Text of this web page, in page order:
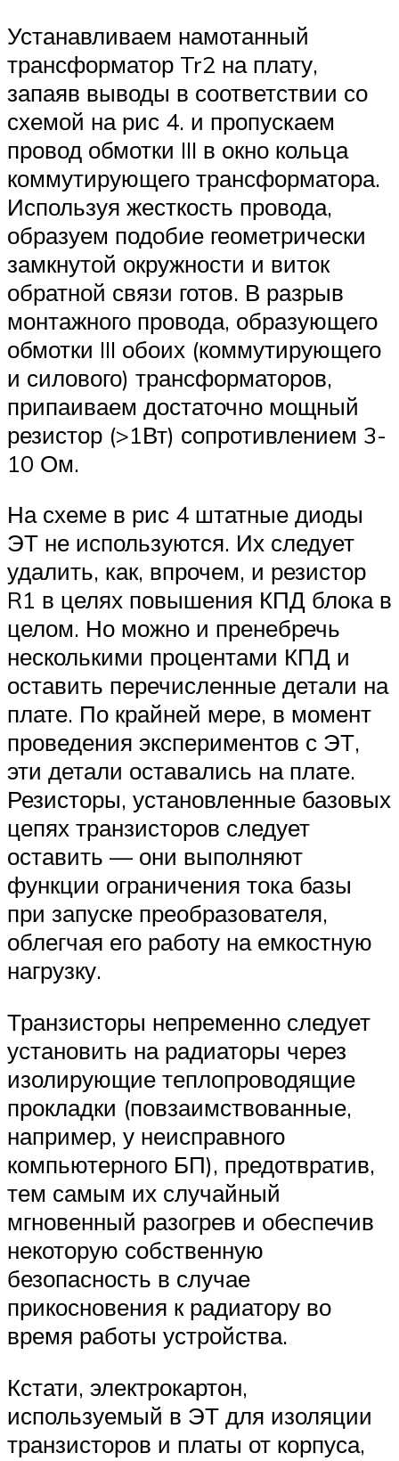
Устанавливаем намотанный
трансформатор Tr2 на плату,
запаяв выводы в соответствии со
схемой на рис 4. и пропускаем
провод обмотки III в окно кольца
коммутирующего трансформатора.
Используя жесткость провода,
образуем подобие геометрически
замкнутой окружности и виток
обратной связи готов. В разрыв
монтажного провода, образующего
обмотки III обоих (коммутирующего
и силового) трансформаторов,
припаиваем достаточно мощный
резистор (>1Вт) сопротивлением 3-
10 Ом.
На схеме в рис 4 штатные диоды
ЭТ не используются. Их следует
удалить, как, впрочем, и резистор
R1 в целях повышения КПД блока в
целом. Но можно и пренебречь
несколькими процентами КПД и
оставить перечисленные детали на
плате. По крайней мере, в момент
проведения экспериментов с ЭТ,
эти детали оставались на плате.
Резисторы, установленные базовых
цепях транзисторов следует
оставить — они выполняют
функции ограничения тока базы
при запуске преобразователя,
облегчая его работу на емкостную
нагрузку.
Транзисторы непременно следует
установить на радиаторы через
изолирующие теплопроводящие
прокладки (повзаимствованные,
например, у неисправного
компьютерного БП), предотвратив,
тем самым их случайный
мгновенный разогрев и обеспечив
некоторую собственную
безопасность в случае
прикосновения к радиатору во
время работы устройства.
Кстати, электрокартон,
используемый в ЭТ для изоляции
транзисторов и платы от корпуса,